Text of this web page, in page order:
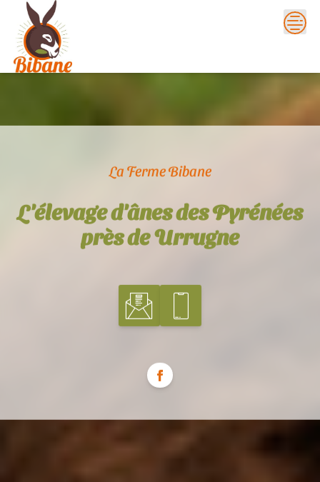
content
La Ferme Bibane
L'élevage d'ânes des Pyrénées
près de Urrugne